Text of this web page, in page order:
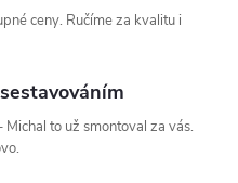
ceny. Ručíme za kvalitu i
to už smontoval za vás.